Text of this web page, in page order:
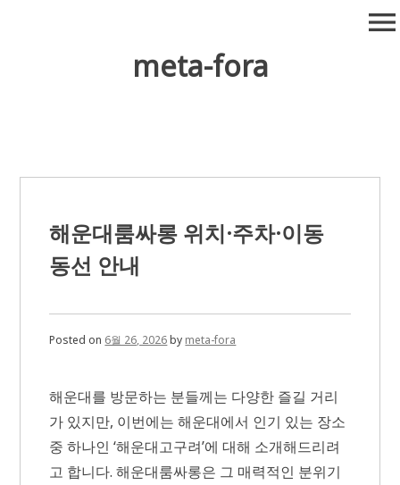
meta-fora
menu
해운대룸싸롱 위치·주차·이동
동선 안내
Posted on 6월 26, 2026by meta-fora
해운대를 방문하는 분들께는 다양한 즐길 거리
가 있지만, 이번에는 해운대에서 인기 있는 장소
중 하나인 ‘해운대고구려’에 대해 소개해드리려
고 합니다. 해운대룸싸롱은 그 매력적인 분위기